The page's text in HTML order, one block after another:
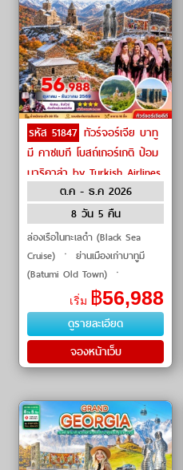
รหัส 51847 ทัวร์จอร์เจีย บาทู
มี คาซเบกี โบสถ์เกอร์เกติ ป้อม
นาริคาล่า by Turkish Airlines
ต.ค - ธ.ค 2026
8 วัน 5 คืน
ล่องเรือในทะเลดำ (Black Sea
Cruise) ㆍ ย่านเมืองเก่าบาทูมี
(Batumi Old Town) ㆍ
อัลฟาเบททาวเวอร์ (Alphabet
Tower) ㆍ อนุสรณ์แห่งความรัก
อาลีและน
เริ่ม ฿56,988
ดูรายละเอียด
จองหน้าเว็บ